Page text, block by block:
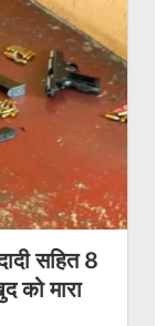
सहित 8
को मारा